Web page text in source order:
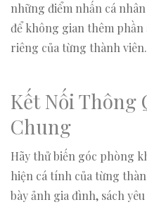
những điểm nhấn cá
để không gian thêm
riêng của từng thành viên.
Kết Nối Thông
Chung
Hãy thử biến góc phòng
hiện cá tính của từng
bày ảnh gia đình, sách